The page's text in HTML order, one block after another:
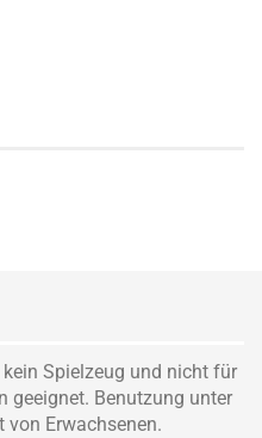
Spielzeug und nicht für
geeignet. Benutzung unter
Erwachsenen.